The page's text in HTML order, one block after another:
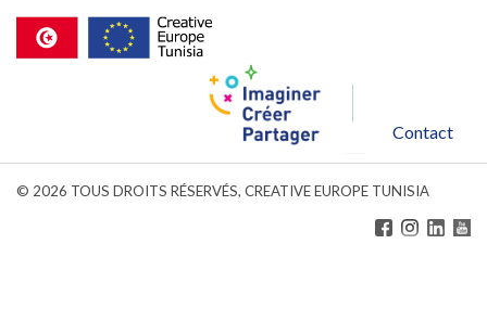
Contact
© 2026 TOUS DROITS RÉSERVÉS, CREATIVE EUROPE TUNISIA